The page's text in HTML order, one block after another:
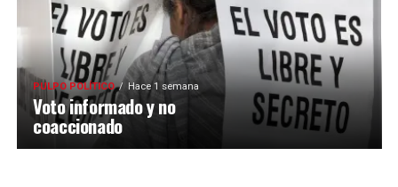
PULPO POLÍTICO Hace 1 semana
Voto informado y no
coaccionado